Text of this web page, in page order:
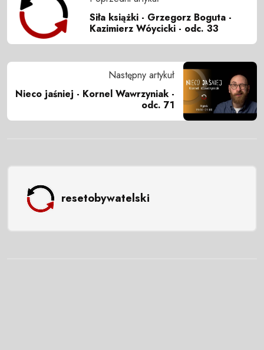
Siła książki - Grzegorz Boguta -
Kazimierz Wóycicki - odc. 33
Następny artykuł
Nieco jaśniej - Kornel Wawrzyniak -
odc. 71
resetobywatelski